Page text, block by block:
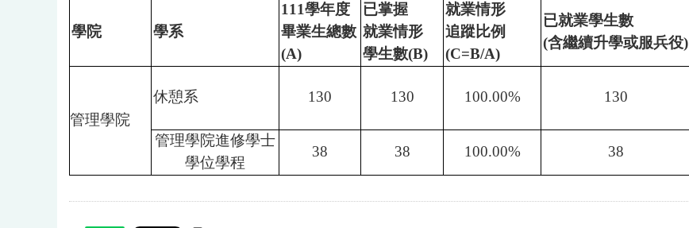
學院 學系
111學年度
畢業生總數
(A)
已掌握
就業情形
學生數(B)
就業情形
追蹤比例
(C=B/A)
已就業學生數
(含繼續升學或服兵役)
管理學院
休憩系 130 130 100.00% 130
管理學院進修學士
學位學程
38 38 100.00% 38